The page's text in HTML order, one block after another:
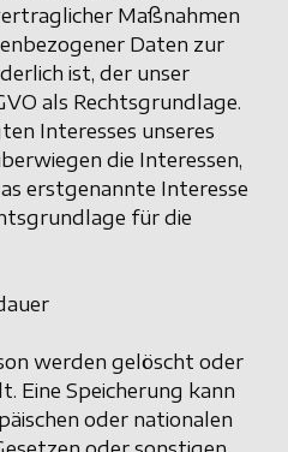
Maßnahmen
Daten zur
ist, der unser
als Rechtsgrundlage.
Interesses unseres
die Interessen,
erstgenannte Interesse
für die
werden gelöscht oder
Eine Speicherung kann
oder nationalen